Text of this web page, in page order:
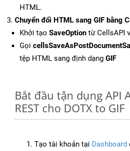
HTML.
Chuyển đổi HTML sang GIF bằng
Khởi tạo SaveOption từ CellsAPI
Gọi
tệp HTML sang định dạng GIF
Bắt đầu tận dụng API
REST cho DOTX to GIF
Tạo tài khoản tại Dashboard